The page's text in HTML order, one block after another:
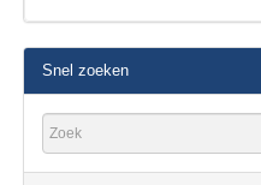
Snel zoeken